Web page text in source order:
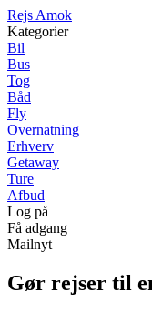
Rejs Amok
Kategorier
Bil
Bus
Tog
Båd
Fly
Overnatning
Erhverv
Getaway
Ture
Afbud
Log på
Få adgang
Mailnyt
Gør rejser til